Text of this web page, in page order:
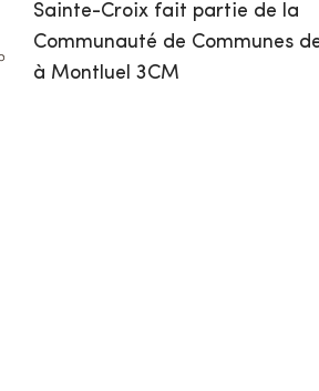
Sainte-Croix fait partie de la
Communauté de Communes
à Montluel 3CM